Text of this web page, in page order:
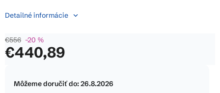
produktu
0,0
z
€556 –20 %
€440,89
cena:
Môžeme doručiť do:26.8.2026
Detailné informácie